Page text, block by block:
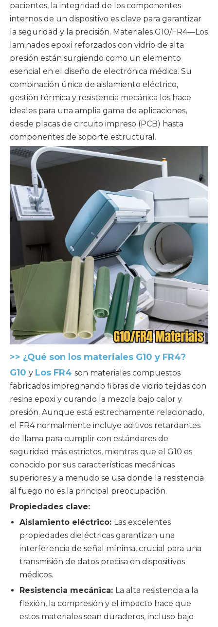
pacientes, la integridad de los componentes
internos de un dispositivo es clave para garantizar
la seguridad y la precisión. Materiales G10/FR4—Los
laminados epoxi reforzados con vidrio de alta
presión están surgiendo como un elemento
esencial en el diseño de electrónica médica. Su
combinación única de aislamiento eléctrico,
gestión térmica y resistencia mecánica los hace
ideales para una amplia gama de aplicaciones,
desde placas de circuito impreso (PCB) hasta
componentes de soporte estructural.
>> ¿Qué son los materiales G10 y FR4?
G10 y Los FR4 son materiales compuestos
fabricados impregnando fibras de vidrio tejidas con
resina epoxi y curando la mezcla bajo calor y
presión. Aunque está estrechamente relacionado,
el FR4 normalmente incluye aditivos retardantes
de llama para cumplir con estándares de
seguridad más estrictos, mientras que el G10 es
conocido por sus características mecánicas
superiores y a menudo se usa donde la resistencia
al fuego no es la principal preocupación.
Propiedades clave:
Aislamiento eléctrico: Las excelentes
propiedades dieléctricas garantizan una
interferencia de señal mínima, crucial para una
transmisión de datos precisa en dispositivos
médicos.
Resistencia mecánica: La alta resistencia a la
flexión, la compresión y el impacto hace que
estos materiales sean duraderos, incluso bajo